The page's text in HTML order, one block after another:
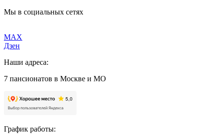
Мы в социальных сетях
MAX
Дзен
Наши адреса:
7 пансионатов в Москве и МО
График работы: